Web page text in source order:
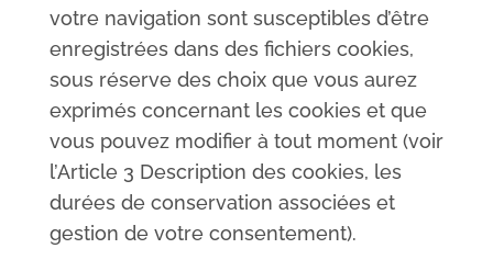
votre navigation sont susceptibles d’être
enregistrées dans des fichiers cookies,
sous réserve des choix que vous aurez
exprimés concernant les cookies et que
vous pouvez modifier à tout moment (voir
l’Article 3 Description des cookies, les
durées de conservation associées et
gestion de votre consentement).